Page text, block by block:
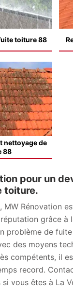
toiture 88
nettoyage de
88
pour un
toiture.
MW Rénovation
grâce à
problème de
des moyens
compétents, il
record.
vous êtes à La